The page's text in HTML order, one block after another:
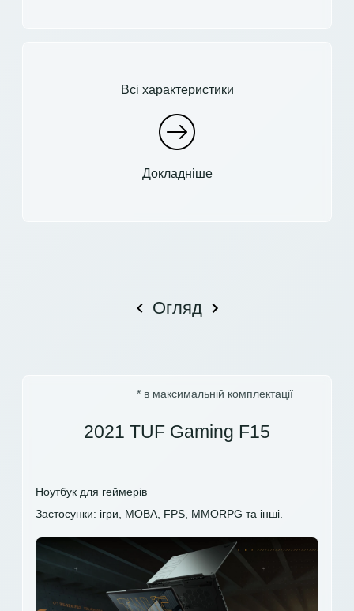
Всі характеристики
Докладніше
Огляд
* в максимальній комплектації
2021 TUF Gaming F15
Ноутбук для геймерів
Застосунки: ігри, MOBA, FPS, MMORPG та інші.